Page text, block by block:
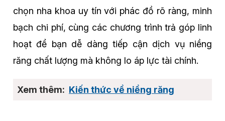
chọn nha khoa uy tín với phác đồ rõ ràng, minh
bạch chi phí, cùng các chương trình trả góp linh
hoạt để bạn dễ dàng tiếp cận dịch vụ niềng
răng chất lượng mà không lo áp lực tài chính.
Kiến thức về niềng răng